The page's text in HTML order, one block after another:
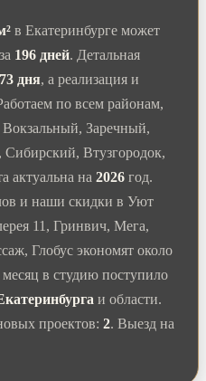
в Екатеринбурге может
196 дней. Детальная
73 дня, а реализация и
по всем районам,
Заречный,
Сибирский, Втузгородок,
на 2026 год.
и наши скидки в Уют
11, Гринвич, Мега,
Глобус экономят около
в студию поступило
и области.
проектов: 2. Выезд на